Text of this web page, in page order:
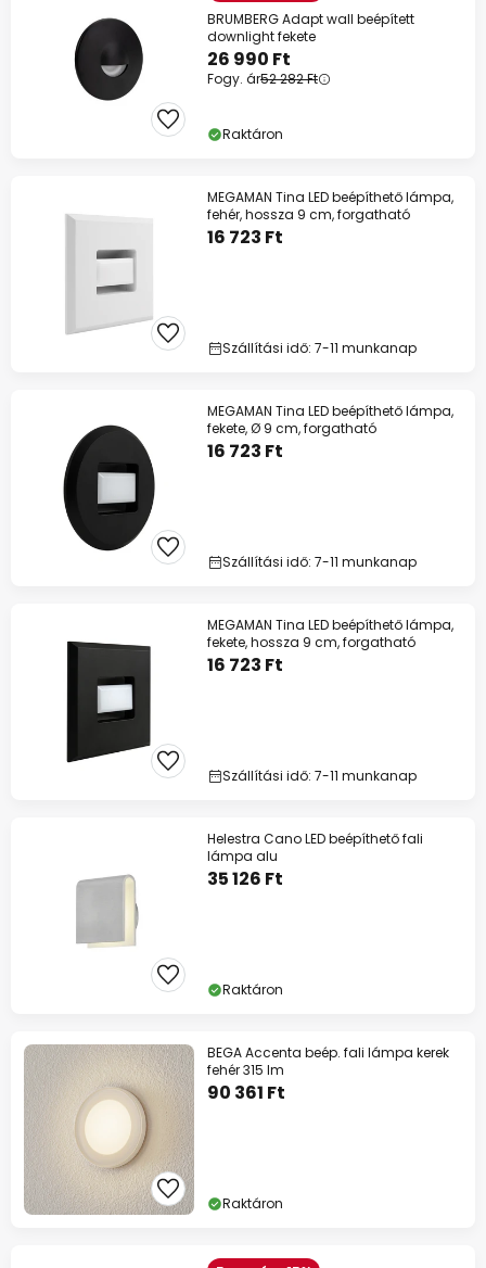
BRUMBERG Adapt wall beépített
downlight fekete
26 990 Ft
Fogy. ár52 282 Ft
Raktáron
MEGAMAN Tina LED beépíthető lámpa,
fehér, hossza 9 cm, forgatható
16 723 Ft
Szállítási idő: 7-11 munkanap
MEGAMAN Tina LED beépíthető lámpa,
fekete, Ø 9 cm, forgatható
16 723 Ft
Szállítási idő: 7-11 munkanap
MEGAMAN Tina LED beépíthető lámpa,
fekete, hossza 9 cm, forgatható
16 723 Ft
Szállítási idő: 7-11 munkanap
Helestra Cano LED beépíthető fali
lámpa alu
35 126 Ft
Raktáron
BEGA Accenta beép. fali lámpa kerek
fehér 315 lm
90 361 Ft
Raktáron